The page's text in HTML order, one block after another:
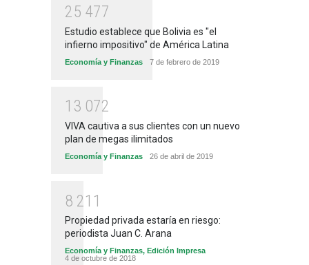
25 477
Estudio establece que Bolivia es "el
infierno impositivo" de América Latina
Economía y Finanzas 7 de febrero de 2019
1 3 072
VIVA cautiva a sus clientes con un nuevo
plan de megas ilimitados
Economía y Finanzas 26 de abril de 2019
8 21 1
Propiedad privada estaría en riesgo:
periodista Juan C. Arana
Economía y Finanzas, Edición Impresa
4 de octubre de 2018